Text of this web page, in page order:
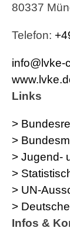
80337
Telefon:
info@lvke-
Links
>
>
> Jugend-
>
> UN-
>
Infos &